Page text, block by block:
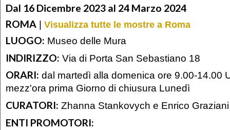
Dal 16 Dicembre 2023 al 24 Marzo 2024
ROMA | Visualizza tutte le mostre a Roma
LUOGO: Museo delle Mura
INDIRIZZO: Via di Porta San Sebastiano 18
ORARI: dal martedì alla domenica ore 9.00-14.00
mezz'ora prima Giorno di chiusura Lunedì
CURATORI: Zhanna Stankovych e Enrico Graziani
ENTI PROMOTORI: